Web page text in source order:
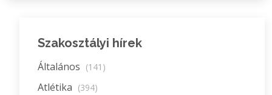
Szakosztályi hírek
Általános (141)
Atlétika (394)